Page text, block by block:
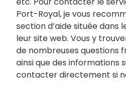
Port-Royal, je vous
section d’aide située dans
leur site web. Vous y
de nombreuses questions
ainsi que des informations
contacter directement si